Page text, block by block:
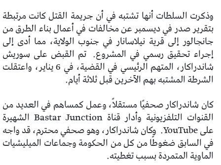
وذكرت السلطات أنها تشتبه في أن جريمة القتل كانت مرتبطة
بتقرير صدر في ديسمبر عن مخالفات في أعمال بناء الطرق من
جانجالور إلى قرية نيلاسانار في جنوب الولاية، مما أدى إلى
إجراء تحقيق رسمي في المشروع. تم القبض على سوريش
شاندراكار، المتهم الرئيسي في القضية، في 6 يناير، واعتقلت
الشرطة المشتبه بهم الآخرين قبل ثلاثة أيام.
كان شاندراكار صحفيًا مستقلاً، وعمل كمساهم في العديد من
القنوات التلفزيونية وأدار قناة Bastar Junction الشهيرة
على YouTube. وكان شاندراكار، وهو صحفي محترم، قد واجه
في السابق ضغوطًا من كل من الحكومة وجماعات الميليشيات
الماوية المتمردة بسبب تغطيته.